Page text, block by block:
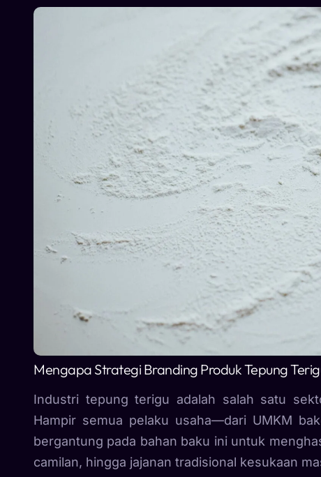
Mengapa Strategi Branding Produk Tepung
Industri tepung terigu adalah salah satu
Hampir semua pelaku usaha—dari UMKM
bergantung pada bahan baku ini untuk
camilan, hingga jajanan tradisional kesukaan